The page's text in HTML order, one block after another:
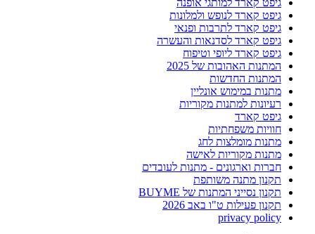
גיפט קארד למותגי אופנה
גיפט קארד לנופש ולמלונות
גיפט קארד לתרבות ופנאי
גיפט קארד לסדנאות והעשרה
גיפט קארד ליופי וטיפוח
המתנות האהובות של 2025
המתנות החדשות
מתנות במימוש אונליין
רעיונות למתנות מקוריות
גיפט קארד
חוויות משפחתיות
מתנות מומלצות לחג
מתנות מקוריות לאישה
חברות וארגונים - מתנות לעובדים
תקנון מתנה משותפת
תקנון נסייני המתנות של BUYME
תקנון פעילות ט"ו באב 2026
privacy policy